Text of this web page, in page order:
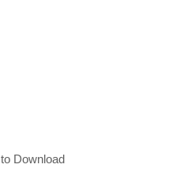
to Download